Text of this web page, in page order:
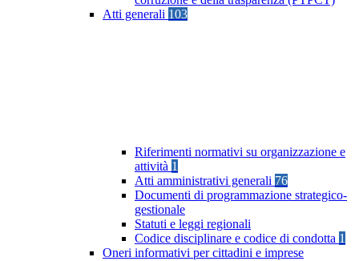
Atti generali 103
Riferimenti normativi su organizzazione e
attività 1
Atti amministrativi generali 76
Documenti di programmazione strategico-
gestionale
Statuti e leggi regionali
Codice disciplinare e codice di condotta 1
Oneri informativi per cittadini e imprese